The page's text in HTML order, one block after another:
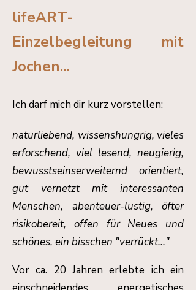
lifeART-
Einzelbegleitung mit
Jochen...
Ich darf mich dir kurz vorstellen:
naturliebend, wissenshungrig, vieles
erforschend, viel lesend, neugierig,
bewusstseinserweiternd orientiert,
gut vernetzt mit interessanten
Menschen, abenteuer-lustig, öfter
risikobereit, offen für Neues und
schönes, ein bisschen "verrückt..."
Vor ca. 20 Jahren erlebte ich ein